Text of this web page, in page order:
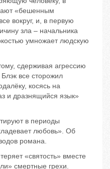
«бешенным
вокруг, и, в первую
зла – начальника
умножает людскую
сдерживая агрессию
все сторожил
косясь на
и дразнящийся язык»
в периоды
любовь». Об
романа.
«святость» вместе
смертные грехи.